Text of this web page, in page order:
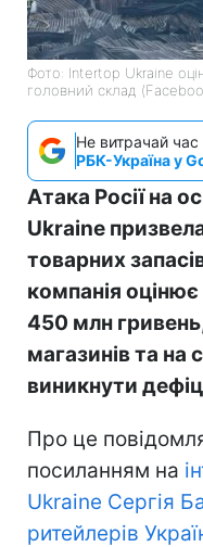
Фото: Intertop Ukraine
головний склад
Не витрачай
РБК-Україна у
Атака Росії на
Ukraine
товарних
компанія
450 млн
магазинів та
виникнути
Про це
посиланням на
Ukraine Сергія
ритейлерів